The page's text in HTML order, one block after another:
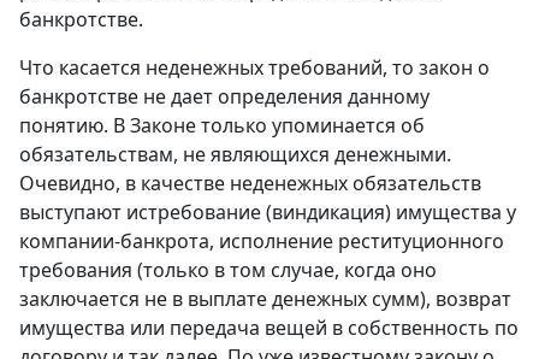
банкротстве.
Что касается неденежных требований, то закон o
банкротстве не дает определения данному
понятию. В Законе только упоминается об
обязательствам, не являющихся денежными.
Очевидно, в качестве неденежных обязательств
выступают истребование (виндикация) имущества у
компании-банкрота, исполнение реституционного
требования (только в том случае, когда оно
заключается не в выплате денежных сумм), возврат
имущества или передача вещей в собственность по